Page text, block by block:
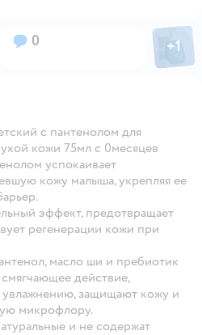
Вопросов:
0 Фото
+1
с пантенолом для
кожи 75мл с 0месяцев
успокаивает
кожу малыша, укрепляя ее
эффект, предотвращает
регенерации кожи при
масло ши и пребиотик
действие,
защищают кожу и
микрофлору.
и не содержат